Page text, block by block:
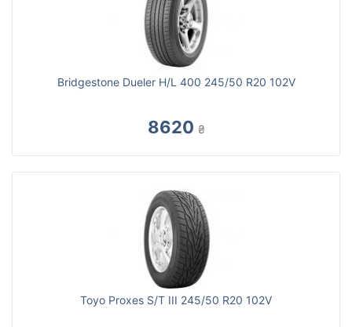
Bridgestone Dueler H/L 400 245/50 R20 102V
8620 ₴
Toyo Proxes S/T III 245/50 R20 102V